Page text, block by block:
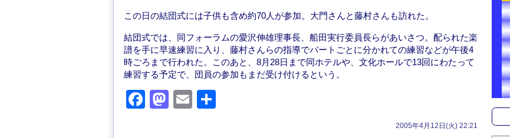
この日の結団式には子供も含め約70人が参加。大門さんと藤村さんも訪れた。
結団式では、同フォーラムの愛沢伸雄理事長、船田実行委員長らがあいさつ。配られた楽
譜を手に早速練習に入り、藤村さんらの指導でパートごとに分かれての練習などが午後4
時ごろまで行われた。このあと、8月28日まで同ホテルや、文化ホールで13回にわたって
練習する予定で、団員の参加もまだ受け付けるという。
F
M
E
2005年4月12日(火) 22:21